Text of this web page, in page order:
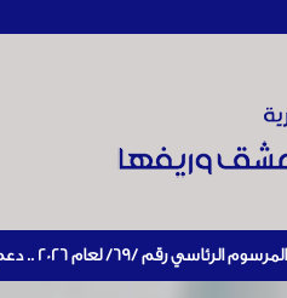
في إطار مسار التعافي الاقتصادي وإعادة تنشيط الإنتاج